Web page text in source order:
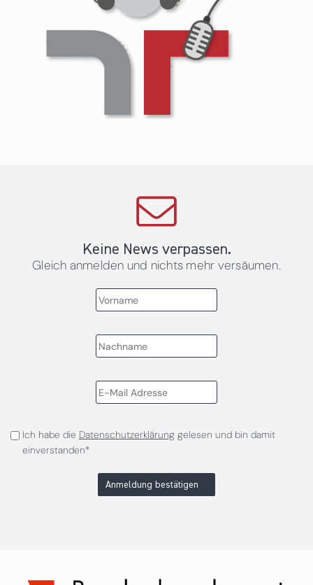
Keine News verpassen.
Gleich anmelden und nichts mehr versäumen.
Ich habe die Datenschutzerklärunggelesen und bin damit
einverstanden*
Anmeldung bestätigen